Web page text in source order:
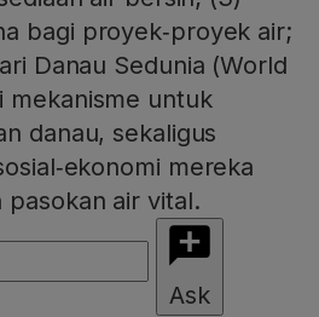
bagi proyek‑proyek air;
Danau Sedunia (World
mekanisme untuk
danau, sekaligus
mereka
pasokan air vital.
Ask